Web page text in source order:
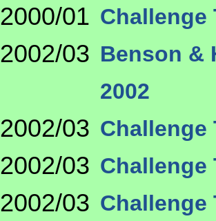
2000/01 Challenge
2002/03 Benson &
2002
2002/03 Challenge
2002/03 Challenge
2002/03 Challenge